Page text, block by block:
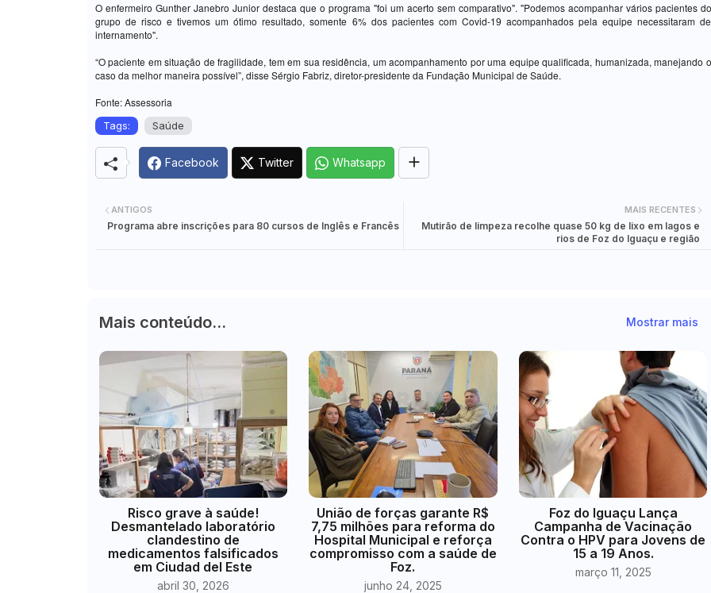
O enfermeiro Gunther Janebro Junior destaca que o programa "foi um acerto sem comparativo". "Podemos acompanhar vários pacientes do
grupo de risco e tivemos um ótimo resultado, somente 6% dos pacientes com Covid-19 acompanhados pela equipe necessitaram de
internamento".
“O paciente em situação de fragilidade, tem em sua residência, um acompanhamento por uma equipe qualificada, humanizada, manejando o
caso da melhor maneira possível”, disse Sérgio Fabriz, diretor-presidente da Fundação Municipal de Saúde.
Fonte: Assessoria
Tags: Saúde
Facebook Twitter Whatsapp
MAIS RECENTES
Mutirão de limpeza recolhe quase 50 kg de lixo em lagos e
rios de Foz do Iguaçu e região
ANTIGOS
Programa abre inscrições para 80 cursos de Inglês e Francês
Mais conteúdo... Mostrar mais
Risco grave à saúde!
Desmantelado laboratório
clandestino de
medicamentos falsificados
em Ciudad del Este
abril 30, 2026
União de forças garante R$
7,75 milhões para reforma do
Hospital Municipal e reforça
compromisso com a saúde de
Foz.
junho 24, 2025
Foz do Iguaçu Lança
Campanha de Vacinação
Contra o HPV para Jovens de
15 a 19 Anos.
março 11, 2025